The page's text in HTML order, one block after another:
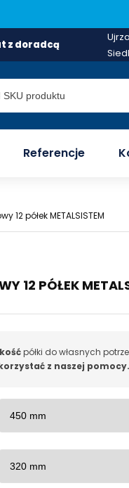
z doradcą
Referencje
12 półek METALSISTEM
12 PÓŁEK
półki do własnych
z naszej pomocy.